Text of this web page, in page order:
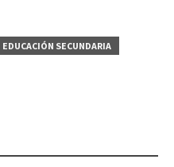
EDUCACIÓN SECUNDARIA